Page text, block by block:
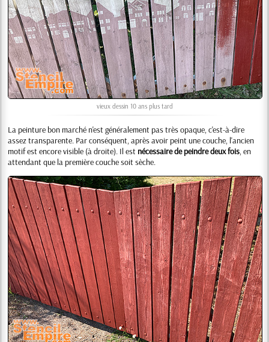
vieux dessin 10 ans plus tard
La peinture bon marché n'est généralement pas très opaque, c'est-à-dire
assez transparente. Par conséquent, après avoir peint une couche, l'ancien
motif est encore visible (à droite). Il est nécessaire de peindre deux fois, en
attendant que la première couche soit sèche.